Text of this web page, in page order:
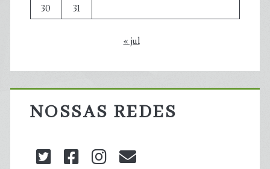
30
31
« jul
NOSSAS REDES
twitterfacebookinstagram